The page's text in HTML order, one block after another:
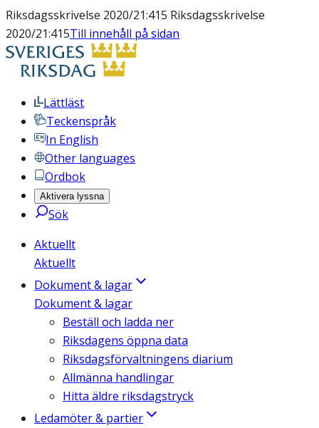
Riksdagsskrivelse 2020/21:415 Riksdagsskrivelse
2020/21:415Till innehåll på sidan
Lättläst
Teckenspråk
In English
Other languages
Ordbok
Aktivera lyssna
Sök
Aktuellt
Aktuellt
Dokument & lagar
Dokument & lagar
Beställ och ladda ner
Riksdagens öppna data
Riksdagsförvaltningens diarium
Allmänna handlingar
Hitta äldre riksdagstryck
Ledamöter & partier